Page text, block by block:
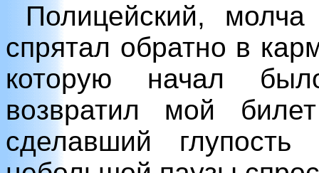
Полицейский,
спрятал обратно в
которую начал
возвратил мой
сделавший